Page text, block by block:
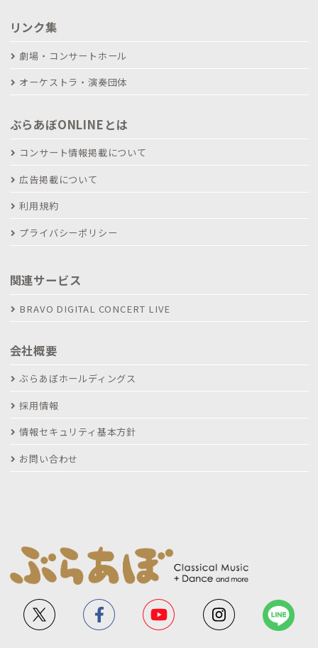
リンク集
劇場・コンサートホール
オーケストラ・演奏団体
ぶらあぼONLINEとは
コンサート情報掲載について
広告掲載について
利用規約
プライバシーポリシー
関連サービス
BRAVO DIGITAL CONCERT LIVE
会社概要
ぶらあぼホールディングス
採用情報
情報セキュリティ基本方針
お問い合わせ